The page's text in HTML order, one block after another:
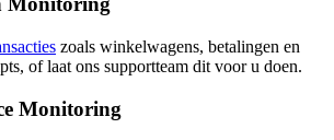
zoals winkelwagens, betalingen en
of laat ons supportteam dit voor u doen.
Monitoring